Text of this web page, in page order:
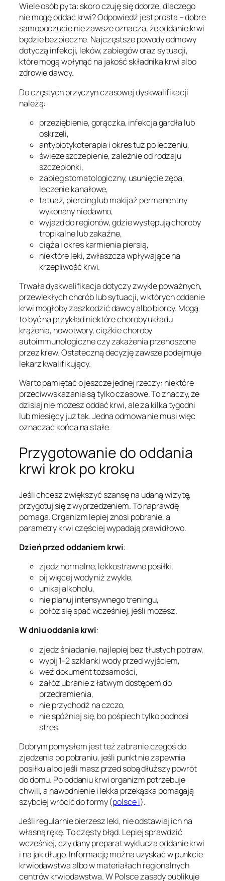
Wiele osób pyta: skoro czuję się dobrze, dlaczego
nie mogę oddać krwi? Odpowiedź jest prosta – dobre
samopoczucie nie zawsze oznacza, że oddanie krwi
będzie bezpieczne. Najczęstsze powody odmowy
dotyczą infekcji, leków, zabiegów oraz sytuacji,
które mogą wpłynąć na jakość składnika krwi albo
zdrowie dawcy.
Do częstych przyczyn czasowej dyskwalifikacji
należą:
przeziębienie, gorączka, infekcja gardła lub
oskrzeli,
antybiotykoterapia i okres tuż po leczeniu,
świeże szczepienie, zależnie od rodzaju
szczepionki,
zabieg stomatologiczny, usunięcie zęba,
leczenie kanałowe,
tatuaż, piercing lub makijaż permanentny
wykonany niedawno,
wyjazd do regionów, gdzie występują choroby
tropikalne lub zakaźne,
ciąża i okres karmienia piersią,
niektóre leki, zwłaszcza wpływające na
krzepliwość krwi.
Trwała dyskwalifikacja dotyczy zwykle poważnych,
przewlekłych chorób lub sytuacji, w których oddanie
krwi mogłoby zaszkodzić dawcy albo biorcy. Mogą
to być na przykład niektóre choroby układu
krążenia, nowotwory, ciężkie choroby
autoimmunologiczne czy zakażenia przenoszone
przez krew. Ostateczną decyzję zawsze podejmuje
lekarz kwalifikujący.
Warto pamiętać o jeszcze jednej rzeczy: niektóre
przeciwwskazania są tylko czasowe. To znaczy, że
dzisiaj nie możesz oddać krwi, ale za kilka tygodni
lub miesięcy już tak. Jedna odmowa nie musi więc
oznaczać końca na stałe.
Przygotowanie do oddania
krwi krok po kroku
Jeśli chcesz zwiększyć szansę na udaną wizytę,
przygotuj się z wyprzedzeniem. To naprawdę
pomaga. Organizm lepiej znosi pobranie, a
parametry krwi częściej wypadają prawidłowo.
Dzień przed oddaniem krwi:
zjedz normalne, lekkostrawne posiłki,
pij więcej wody niż zwykle,
unikaj alkoholu,
nie planuj intensywnego treningu,
połóż się spać wcześniej, jeśli możesz.
W dniu oddania krwi:
zjedz śniadanie, najlepiej bez tłustych potraw,
wypij 1-2 szklanki wody przed wyjściem,
weź dokument tożsamości,
załóż ubranie z łatwym dostępem do
przedramienia,
nie przychodź na czczo,
nie spóźniaj się, bo pośpiech tylko podnosi
stres.
Dobrym pomysłem jest też zabranie czegoś do
zjedzenia po pobraniu, jeśli punkt nie zapewnia
posiłku albo jeśli masz przed sobą dłuższy powrót
do domu. Po oddaniu krwi organizm potrzebuje
chwili, a nawodnienie i lekka przekąska pomagają
szybciej wrócić do formy (polsce i).
Jeśli regularnie bierzesz leki, nie odstawiaj ich na
własną rękę. To częsty błąd. Lepiej sprawdzić
wcześniej, czy dany preparat wyklucza oddanie krwi
i na jak długo. Informację można uzyskać w punkcie
krwiodawstwa albo w materiałach regionalnych
centrów krwiodawstwa. W Polsce zasady publikuje